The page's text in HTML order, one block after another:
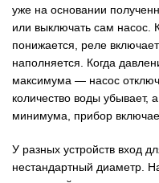
уже на основании
или выключать сам насос.
понижается, реле
наполняется. Когда
максимума — насос
количество воды убывает,
минимума, прибор
У разных устройств вход
нестандартный диаметр.